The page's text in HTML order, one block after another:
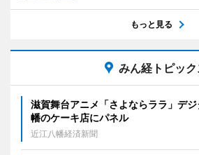
もっと見る
みん経トピック
滋賀舞台アニメ「さよならララ」デ
幡のケーキ店にパネル
近江八幡経済新聞